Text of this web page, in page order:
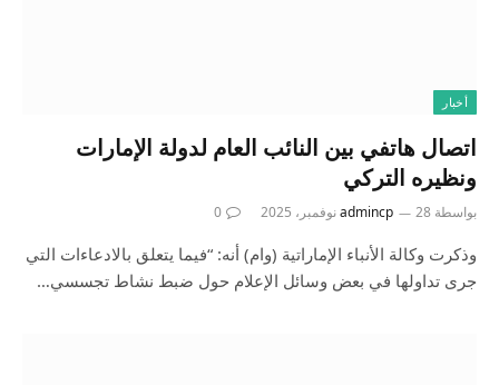
أخبار
اتصال هاتفي بين النائب العام لدولة الإمارات
ونظيره التركي
بواسطة admincp 28 نوفمبر، 2025 0
وذكرت وكالة الأنباء الإماراتية (وام) أنه: “فيما يتعلق بالادعاءات التي
جرى تداولها في بعض وسائل الإعلام حول ضبط نشاط تجسسي…